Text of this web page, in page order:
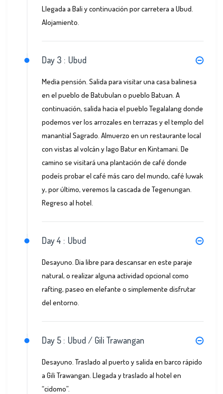
Llegada a Bali y continuación por carretera a Ubud.
Alojamiento.
Day 3 : Ubud
Media pensión. Salida para visitar una casa balinesa
en el pueblo de Batubulan o pueblo Batuan. A
continuación, salida hacia el pueblo Tegalalang donde
podemos ver los arrozales en terrazas y el templo del
manantial Sagrado. Almuerzo en un restaurante local
con vistas al volcán y lago Batur en Kintamani. De
camino se visitará una plantación de café donde
podeís probar el café más caro del mundo, café luwak
y, por último, veremos la cascada de Tegenungan.
Regreso al hotel.
Day 4 : Ubud
Desayuno. Dia libre para descansar en este paraje
natural, o realizar alguna actividad opcional como
rafting, paseo en elefante o simplemente disfrutar
del entorno.
Day 5 : Ubud / Gili Trawangan
Desayuno. Traslado al puerto y salida en barco rápido
a Gili Trawangan. Llegada y traslado al hotel en
“cidomo”.